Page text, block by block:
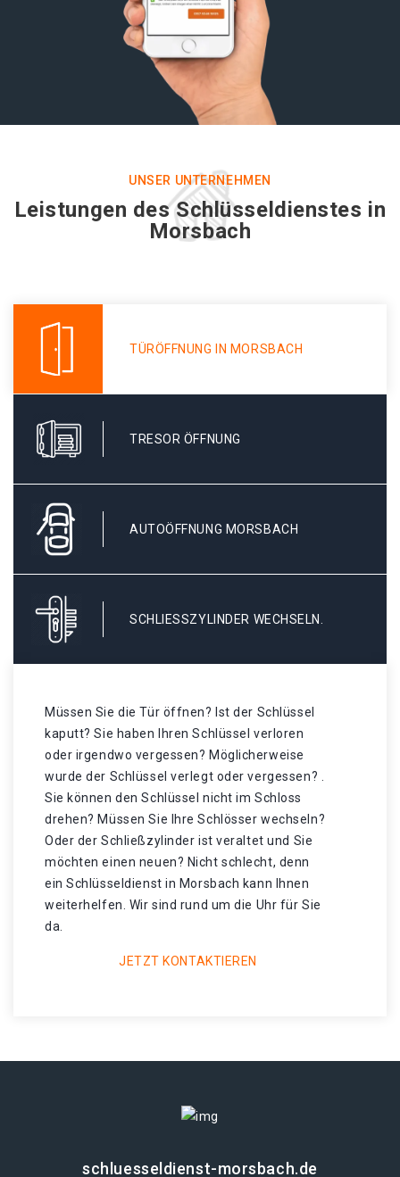
UNSER UNTERNEHMEN
Leistungen des Schlüsseldienstes in
Morsbach
TÜRÖFFNUNG IN MORSBACH
TRESOR ÖFFNUNG
AUTOÖFFNUNG MORSBACH
SCHLIESSZYLINDER WECHSELN.
Müssen Sie die Tür öffnen? Ist der Schlüssel
kaputt? Sie haben Ihren Schlüssel verloren
oder irgendwo vergessen? Möglicherweise
wurde der Schlüssel verlegt oder vergessen? .
Sie können den Schlüssel nicht im Schloss
drehen? Müssen Sie Ihre Schlösser wechseln?
Oder der Schließzylinder ist veraltet und Sie
möchten einen neuen? Nicht schlecht, denn
ein Schlüsseldienst in Morsbach kann Ihnen
weiterhelfen. Wir sind rund um die Uhr für Sie
da.
JETZT KONTAKTIEREN
schluesseldienst-morsbach.de